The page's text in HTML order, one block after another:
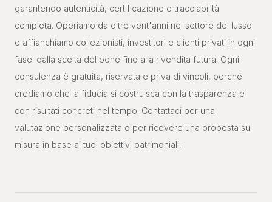
garantendo autenticità, certificazione e tracciabilità
completa. Operiamo da oltre vent'anni nel settore del lusso
e affianchiamo collezionisti, investitori e clienti privati in ogni
fase: dalla scelta del bene fino alla rivendita futura. Ogni
consulenza è gratuita, riservata e priva di vincoli, perché
crediamo che la fiducia si costruisca con la trasparenza e
con risultati concreti nel tempo. Contattaci per una
valutazione personalizzata o per ricevere una proposta su
misura in base ai tuoi obiettivi patrimoniali.